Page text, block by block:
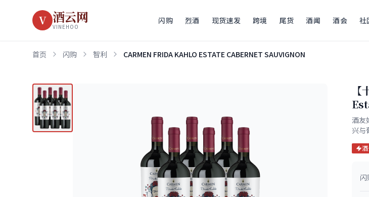
V 酒云网
VINEHOO
闪购 烈酒 现货速发 跨境 尾货 酒闻 酒会 社
首页 闪购 智利 CARMEN FRIDA KAHLO ESTATE CABERNET SAUVIGNON
酒友
兴与
闪